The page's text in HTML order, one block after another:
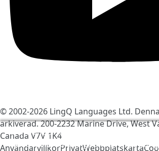
Vi använder kakor för att göra LingQ
att besöka sajten, godkänner du vår
© 2002-2026 LingQ Languages Ltd.
arkiverad. 200-2232 Marine Drive, West
Canada V7V 1K4
AnvändarvillkorPrivatWebbplatskarta